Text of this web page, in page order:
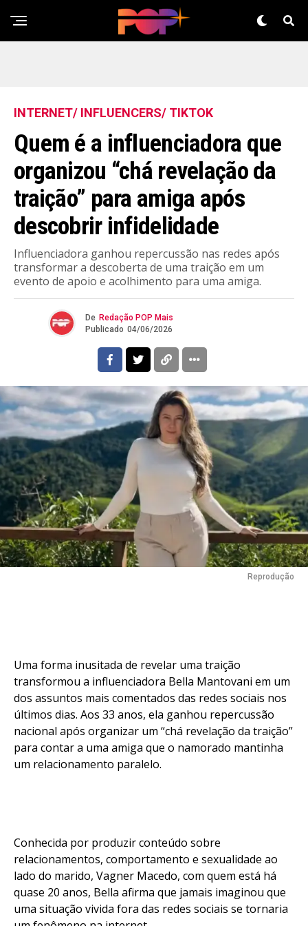
INTERNET/ INFLUENCERS/ TIKTOK
Quem é a influenciadora que
organizou “chá revelação da
traição” para amiga após
descobrir infidelidade
Influenciadora ganhou repercussão nas redes após
transformar a descoberta de uma traição em um
evento de apoio e acolhimento para uma amiga.
De Redação POP Mais
Publicado 04/06/2026
Reprodução
Uma forma inusitada de revelar uma traição
transformou a influenciadora Bella Mantovani em um
dos assuntos mais comentados das redes sociais nos
últimos dias. Aos 33 anos, ela ganhou repercussão
nacional após organizar um “chá revelação da traição”
para contar a uma amiga que o namorado mantinha
um relacionamento paralelo.
Conhecida por produzir conteúdo sobre
relacionamentos, comportamento e sexualidade ao
lado do marido, Vagner Macedo, com quem está há
quase 20 anos, Bella afirma que jamais imaginou que
uma situação vivida fora das redes sociais se tornaria
Flipboard
Reddit
Pinterest